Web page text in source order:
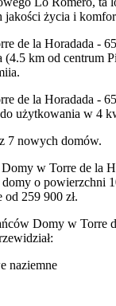
jakości życia i
de la Horadada -
km od centrum
de la Horadada -
użytkowania w 4
7 nowych domów.
w Torre de la
o powierzchni
259 900 zł.
Domy w Torre
naziemne